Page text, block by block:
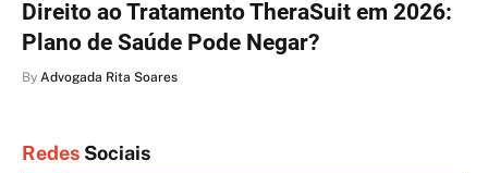
Direito ao Tratamento TheraSuit em 2026:
Plano de Saúde Pode Negar?
By Advogada Rita Soares
Redes Sociais